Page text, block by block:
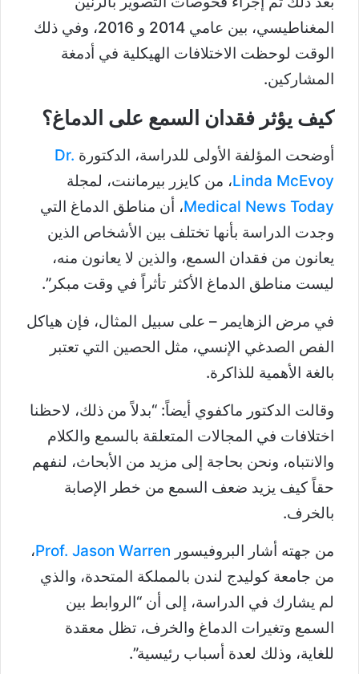
المغناطيسي، بين عامي 2014 و 2016، وفي ذلك
الوقت لوحظت الاختلافات الهيكلية في أدمغة
المشاركين.
كيف يؤثر فقدان السمع على الدماغ؟
أوضحت المؤلفة الأولى للدراسة، الدكتورة Dr.
Linda McEvoy، من كايزر بيرماننت، لمجلة
Medical News Today، أن مناطق الدماغ التي
وجدت الدراسة بأنها تختلف بين الأشخاص الذين
يعانون من فقدان السمع، والذين لا يعانون منه،
ليست مناطق الدماغ الأكثر تأثراً في وقت مبكر”.
في مرض الزهايمر – على سبيل المثال، فإن هياكل
الفص الصدغي الإنسي، مثل الحصين التي تعتبر
بالغة الأهمية للذاكرة.
وقالت الدكتور ماكفوي أيضاً: “بدلاً من ذلك، لاحظنا
اختلافات في المجالات المتعلقة بالسمع والكلام
والانتباه، ونحن بحاجة إلى مزيد من الأبحاث، لنفهم
حقاً كيف يزيد ضعف السمع من خطر الإصابة
بالخرف.
من جهته أشار البروفيسور Prof. Jason Warren،
من جامعة كوليدج لندن بالمملكة المتحدة، والذي
لم يشارك في الدراسة، إلى أن “الروابط بين
السمع وتغيرات الدماغ والخرف، تظل معقدة
للغاية، وذلك لعدة أسباب رئيسية”.